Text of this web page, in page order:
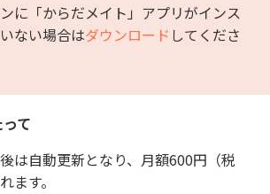
に「からだメイト」アプリがインス
ない場合はダウンロード してくださ
て
は自動更新となり、月額600円（税
ます。